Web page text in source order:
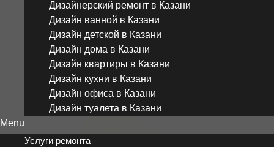
Дизайнерский ремонт в Казани
Дизайн ванной в Казани
Дизайн детской в Казани
Дизайн дома в Казани
Дизайн квартиры в Казани
Дизайн кухни в Казани
Дизайн офиса в Казани
Дизайн туалета в Казани
Menu
Услуги ремонта